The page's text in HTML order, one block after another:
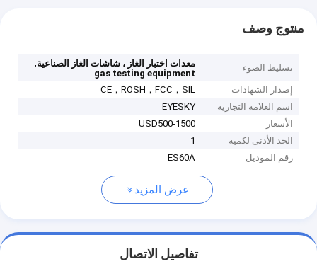
منتوج وصف
تسليط الضوء معدات اختبار الغاز ، شاشات الغاز الصناعية,
gas testing equipment
إصدار الشهادات
CE，ROSH，FCC，SIL
اسم العلامة التجارية
EYESKY
الأسعار
USD500-1500
الحد الأدنى لكمية
1
رقم الموديل
ES60A
عرض المزيد
تفاصيل الاتصال